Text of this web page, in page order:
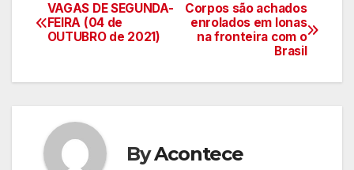
Navegação
de
artigos
Corpos são achados
enrolados em lonas
na fronteira com o
Brasil
VAGAS DE SEGUNDA-
FEIRA (04 de
OUTUBRO de 2021)
ByAcontece